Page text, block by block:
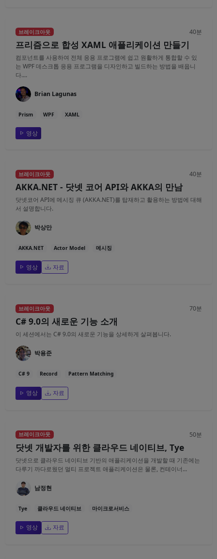
브레이크아웃 40분
프리즘으로 합성 XAML 애플리케이션 만들기
컴포넌트를 사용하여 전체 응용 프로그램에 쉽고 원활하게 통합할 수 있
는 WPF 데스크톱 응용 프로그램을 디자인하고 빌드하는 방법을 배웁니
다....
Brian Lagunas
Prism WPF XAML
영상
브레이크아웃 40분
AKKA.NET - 닷넷 코어 API와 AKKA의 만남
닷넷코어 API에 메시징 큐 (AKKA.NET)를 탑재하고 활용하는 방법에 대해
서 설명합니다.
박상만
AKKA.NET Actor Model 메시징
영상 자료
브레이크아웃 70분
C# 9.0의 새로운 기능 소개
이 세션에서는 C# 9.0의 새로운 기능을 상세하게 살펴봅니다.
박용준
C# 9 Record Pattern Matching
영상 자료
브레이크아웃 50분
닷넷 개발자를 위한 클라우드 네이티브, Tye
닷넷으로 클라우드 네이티브 기반의 애플리케이션을 개발할 때 기존에는
다루기 까다로웠던 멀티 프로젝트 애플리케이션은 물론, 컨테이너...
남정현
Tye 클라우드 네이티브 마이크로서비스
영상 자료